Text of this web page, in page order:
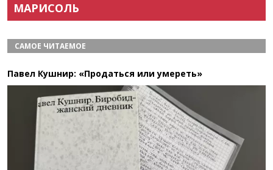
МАРИСОЛЬ
САМОЕ ЧИТАЕМОЕ
Павел Кушнир: «Продаться или умереть»